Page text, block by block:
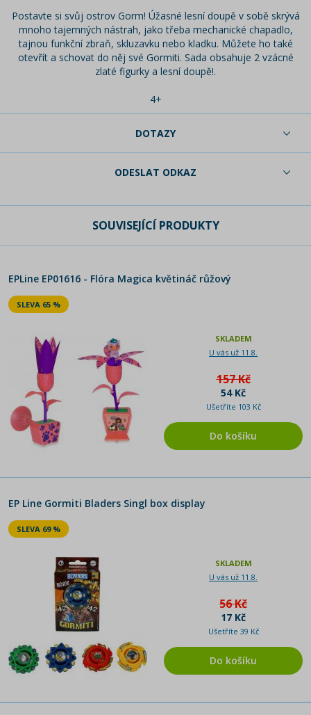
Postavte si svůj ostrov Gorm! Úžasné lesní doupě v sobě skrývá
mnoho tajemných nástrah, jako třeba mechanické chapadlo,
tajnou funkční zbraň, skluzavku nebo kladku. Můžete ho také
otevřít a schovat do něj své Gormiti. Sada obsahuje 2 vzácné
zlaté figurky a lesní doupě!.
4+
DOTAZY
ODESLAT ODKAZ
SOUVISEJÍCÍ PRODUKTY
EPLine EP01616 - Flóra Magica květináč růžový
SLEVA 65 %
SKLADEM
U vás už 11.8.
157 Kč
54 Kč
Ušetříte 103 Kč
Do košíku
EP Line Gormiti Bladers Singl box display
SLEVA 69 %
SKLADEM
U vás už 11.8.
56 Kč
17 Kč
Ušetříte 39 Kč
Do košíku